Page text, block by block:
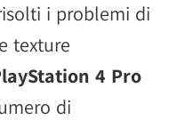
i problemi di
texture
4 Pro
di